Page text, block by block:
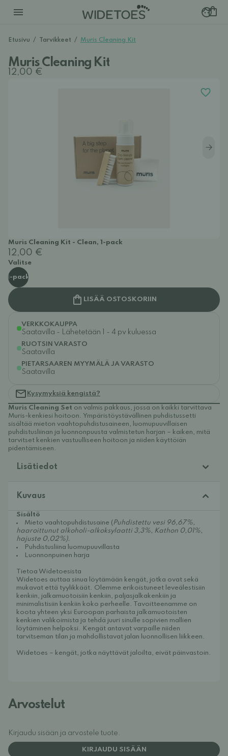
Etusivu / Tarvikkeet / Muris Cleaning Kit
Muris Cleaning Kit
12,00 €
Muris Cleaning Kit - Clean, 1-pack
12,00 €
Valitse
1-pack
LISÄÄ OSTOSKORIIN
VERKKOKAUPPA
Saatavilla - Lähetetään 1 - 4 pv kuluessa
RUOTSIN VARASTO
Saatavilla
PIETARSAAREN MYYMÄLÄ JA VARASTO
Saatavilla
Kysymyksiä kengistä?
Muris Cleaning Set on valmis pakkaus, jossa on kaikki tarvittava
Muris-kenkiesi hoitoon. Ympäristöystävällinen puhdistussetti
sisältää mieton vaahtopuhdistusaineen, luomupuuvillaisen
puhdistusliinan ja luonnonpuusta valmistetun harjan – kaiken, mitä
tarvitset kenkien vastuulliseen hoitoon ja niiden käyttöiän
pidentämiseen.
Lisätiedot
Kuvaus
Sisältö
Mieto vaahtopuhdistusaine (Puhdistettu vesi 96,67%,
haaroittunut alkoholi-alkoksylaatti 3,3%, Kathon 0,01%,
hajuste 0,02%).
Puhdistusliina luomupuuvillasta
Luonnonpuinen harja
Tietoa Widetoesista
Widetoes auttaa sinua löytämään kengät, jotka ovat sekä
mukavat että tyylikkäät. Olemme erikoistuneet leveälestisiin
kenkiin, jalkamuotoisiin kenkiin, paljasjalkakenkiin ja
minimalistisiin kenkiin koko perheelle. Tavoitteenamme on
koota yhteen yksi Euroopan parhaista jalkamuotoisten
kenkien valikoimista ja tehdä juuri sinulle sopivien mallien
löytäminen helpoksi. Kengät antavat varpaille niiden
tarvitseman tilan ja mahdollistavat jalan luonnollisen liikkeen.
Widetoes – kengät, jotka näyttävät jaloilta, eivät päinvastoin.
Arvostelut
Kirjaudu sisään ja arvostele tuote.
KIRJAUDU SISÄÄN